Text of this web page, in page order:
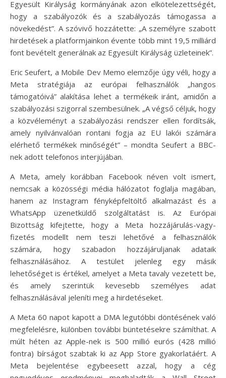
Egyesült Királyság kormányának azon elkötelezettségét,
hogy a szabályozók és a szabályozás támogassa a
növekedést”. A szóvivő hozzátette: „A személyre szabott
hirdetések a platformjainkon évente több mint 19,5 milliárd
font bevételt generálnak az Egyesült Királyság üzleteinek”.
Eric Seufert, a Mobile Dev Memo elemzője úgy véli, hogy a
Meta stratégiája az európai felhasználók „hangos
támogatóivá” alakítása lehet a termékeik iránt, amidőn a
szabályozási szigorral szembesülnek. „A végső céljuk, hogy
a közvéleményt a szabályozási rendszer ellen fordítsák,
amely nyilvánvalóan rontani fogja az EU lakói számára
elérhető termékek minőségét” – mondta Seufert a BBC-
nek adott telefonos interjújában.
A Meta, amely korábban Facebook néven volt ismert,
nemcsak a közösségi média hálózatot foglalja magában,
hanem az Instagram fényképfeltöltő alkalmazást és a
WhatsApp üzenetküldő szolgáltatást is. Az Európai
Bizottság kifejtette, hogy a Meta hozzájárulás-vagy-
fizetés modellt nem teszi lehetővé a felhasználók
számára, hogy szabadon hozzájáruljanak adataik
felhasználásához. A testület jelenleg egy másik
lehetőséget is értékel, amelyet a Meta tavaly vezetett be,
és amely szerintük kevesebb személyes adat
felhasználásával jeleníti meg a hirdetéseket.
A Meta 60 napot kapott a DMA legutóbbi döntésének való
megfelelésre, különben további büntetésekre számíthat. A
múlt héten az Apple-nek is 500 millió eurós (428 millió
fontra) bírságot szabtak ki az App Store gyakorlatáért. A
Meta bejelentése egybeesett azzal, hogy a cég